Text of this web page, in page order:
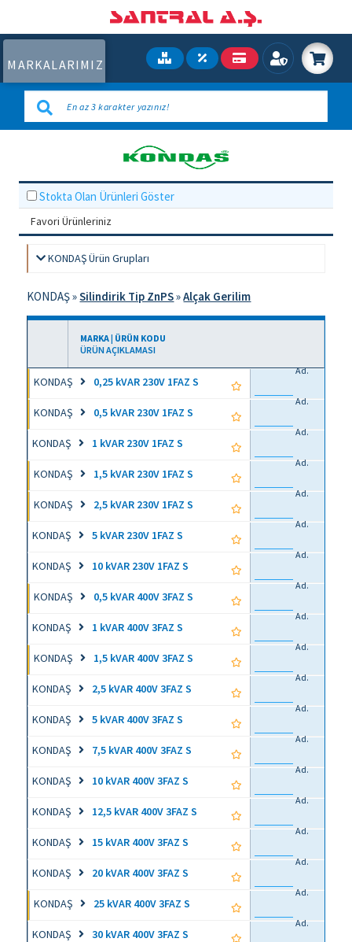
MARKALARIMIZ
Stokta Olan Ürünleri Göster
Favori Ürünleriniz
KONDAŞ Ürün Grupları
KONDAŞ»Silindirik Tip ZnPS»Alçak Gerilim
MARKA | ÜRÜN KODU
ÜRÜN AÇIKLAMASI
KONDAŞ 0,25 kVAR 230V 1FAZ S
Ad.
KONDAŞ 0,5 kVAR 230V 1FAZ S
Ad.
KONDAŞ 1 kVAR 230V 1FAZ S
Ad.
KONDAŞ 1,5 kVAR 230V 1FAZ S
Ad.
KONDAŞ 2,5 kVAR 230V 1FAZ S
Ad.
KONDAŞ 5 kVAR 230V 1FAZ S
Ad.
KONDAŞ 10 kVAR 230V 1FAZ S
Ad.
KONDAŞ 0,5 kVAR 400V 3FAZ S
Ad.
KONDAŞ 1 kVAR 400V 3FAZ S
Ad.
KONDAŞ 1,5 kVAR 400V 3FAZ S
Ad.
KONDAŞ 2,5 kVAR 400V 3FAZ S
Ad.
KONDAŞ 5 kVAR 400V 3FAZ S
Ad.
KONDAŞ 7,5 kVAR 400V 3FAZ S
Ad.
KONDAŞ 10 kVAR 400V 3FAZ S
Ad.
KONDAŞ 12,5 kVAR 400V 3FAZ S
Ad.
KONDAŞ 15 kVAR 400V 3FAZ S
Ad.
KONDAŞ 20 kVAR 400V 3FAZ S
Ad.
KONDAŞ 25 kVAR 400V 3FAZ S
Ad.
KONDAŞ 30 kVAR 400V 3FAZ S
Ad.